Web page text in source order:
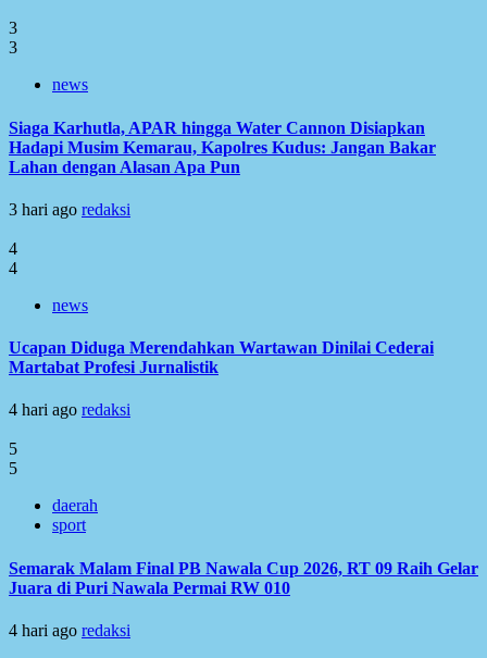
3
3
news
Siaga Karhutla, APAR hingga Water Cannon Disiapkan
Hadapi Musim Kemarau, Kapolres Kudus: Jangan Bakar
Lahan dengan Alasan Apa Pun
3 hari ago redaksi
4
4
news
Ucapan Diduga Merendahkan Wartawan Dinilai Cederai
Martabat Profesi Jurnalistik
4 hari ago redaksi
5
5
daerah
sport
Semarak Malam Final PB Nawala Cup 2026, RT 09 Raih Gelar
Juara di Puri Nawala Permai RW 010
4 hari ago redaksi